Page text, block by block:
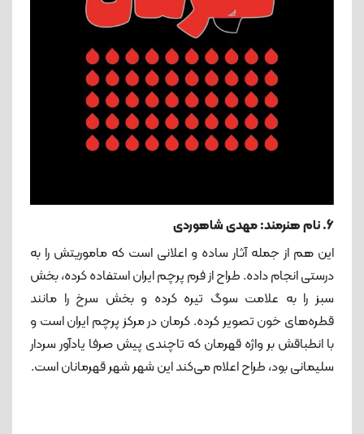
6. نام هنرمند: مهدی شاهوردی
این هم از جمله آثار ساده و اعلانی است که ماموریتش را به
درستی انجام داده. طراح از فرم پرچم ایران استفاده کرده، بخش
سبز را به علامت سوگ تیره کرده و بخش سرخ را مانند
قطره‌های خون تصویر کرده. کرمان در مرکز پرچم ایران است و
با انطباقش بر واژه قهرمان که تاچندی پیش صرفا یادآور سردار
سلیمانی بود، طراح اعلام می‌کند این شهر شهر قهرمانان است.